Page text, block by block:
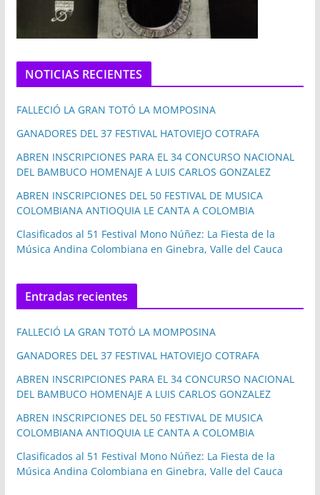
NOTICIAS RECIENTES
FALLECIÓ LA GRAN TOTÓ LA MOMPOSINA
GANADORES DEL 37 FESTIVAL HATOVIEJO COTRAFA
ABREN INSCRIPCIONES PARA EL 34 CONCURSO NACIONAL
DEL BAMBUCO HOMENAJE A LUIS CARLOS GONZALEZ
ABREN INSCRIPCIONES DEL 50 FESTIVAL DE MUSICA
COLOMBIANA ANTIOQUIA LE CANTA A COLOMBIA
Clasificados al 51 Festival Mono Núñez: La Fiesta de la
Música Andina Colombiana en Ginebra, Valle del Cauca
Entradas recientes
FALLECIÓ LA GRAN TOTÓ LA MOMPOSINA
GANADORES DEL 37 FESTIVAL HATOVIEJO COTRAFA
ABREN INSCRIPCIONES PARA EL 34 CONCURSO NACIONAL
DEL BAMBUCO HOMENAJE A LUIS CARLOS GONZALEZ
ABREN INSCRIPCIONES DEL 50 FESTIVAL DE MUSICA
COLOMBIANA ANTIOQUIA LE CANTA A COLOMBIA
Clasificados al 51 Festival Mono Núñez: La Fiesta de la
Música Andina Colombiana en Ginebra, Valle del Cauca